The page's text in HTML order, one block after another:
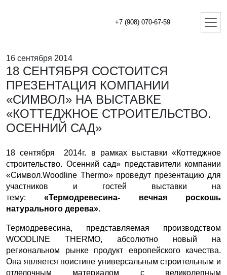
+7 (908) 070-67-59
16 сентября 2014
18 СЕНТЯБРЯ СОСТОИТСЯ
ПРЕЗЕНТАЦИЯ КОМПАНИИ
«СИМВОЛ» НА ВЫСТАВКЕ
«КОТТЕДЖНОЕ СТРОИТЕЛЬСТВО.
ОСЕННИЙ САД»
18 сентября 2014г. в рамках выставки «Коттеджное
строительство. Осенний сад» представители компании
«Символ.Woodline Thermo» проведут презентацию для
участников и гостей выставки на
тему:«Термодревесина- вечная роскошь
натурального дерева».
Термодревесина, представляемая производством
WOODLINE THERMO, абсолютно новый на
региональном рынке продукт европейского качества.
Она является поистине универсальным строительным и
отделочным материалом с великолепным